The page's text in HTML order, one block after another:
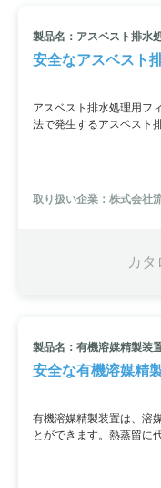
製品名：アスベスト排水
安全なアスベスト
アスベスト排水処理用フ
法で発生するアスベスト
上回る圧倒的な清浄度を
ングを行います。お問
取り扱い企業：株式会社
カ
製品名：有機溶媒精製装
安全な有機溶媒精
有機溶媒精製装置は、溶
とができます。熱蒸留に
結管を搭載しているため
能です。精製した溶媒